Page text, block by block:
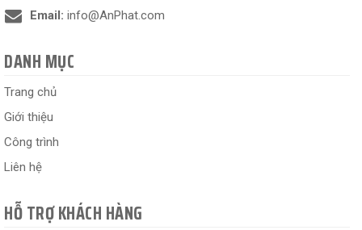
Email: info@AnPhat.com
DANH MỤC
Trang chủ
Giới thiệu
Công trình
Liên hệ
HỖ TRỢ KHÁCH HÀNG